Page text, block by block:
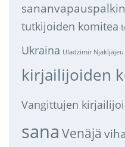
tutkijoiden komitea
Ukraina Uladzimir Njakljajeu
kirjailijoiden
Vangittujen
sana Venäjä